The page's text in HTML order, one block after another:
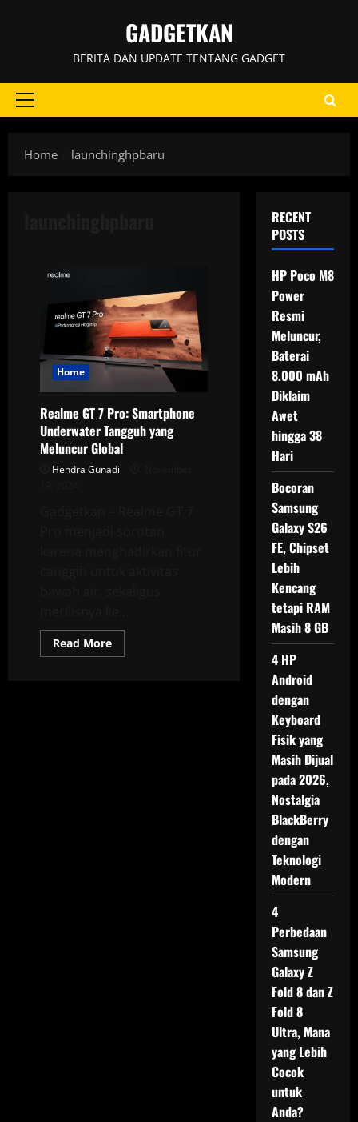
GADGETKAN
BERITA DAN UPDATE TENTANG GADGET
Primary
Home
launchinghpbaru
Home
Realme GT 7 Pro: Smartphone
Underwater Tangguh yang
Meluncur Global
Hendra Gunadi
Read MoreRead
more
RECENT
POSTS
HP Poco M8
Power
Resmi
Meluncur,
Baterai
8.000 mAh
Diklaim
Awet
hingga 38
Hari
Bocoran
Samsung
Galaxy S26
FE, Chipset
Lebih
Kencang
tetapi RAM
Masih 8 GB
4 HP
Android
dengan
Keyboard
Fisik yang
Masih Dijual
pada 2026,
Nostalgia
BlackBerry
dengan
Teknologi
Modern
4
Perbedaan
Samsung
Galaxy Z
Fold 8 dan Z
Fold 8
Ultra, Mana
yang Lebih
Cocok
untuk
Anda?